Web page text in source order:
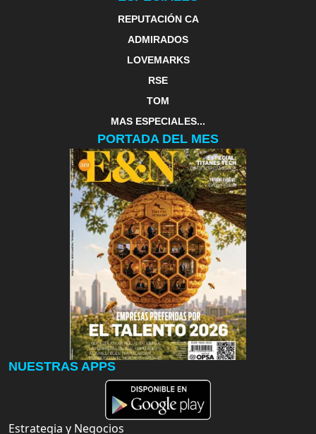
REPUTACIÓN CA
ADMIRADOS
LOVEMARKS
RSE
TOM
MAS ESPECIALES...
PORTADA DEL MES
NUESTRAS APPS
Estrategia y Negocios